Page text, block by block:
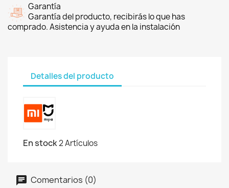
Garantía
Garantía del producto, recibirás lo que has
comprado. Asistencia y ayuda en la instalación
Detalles del producto
En stock2 Artículos
Comentarios (0)